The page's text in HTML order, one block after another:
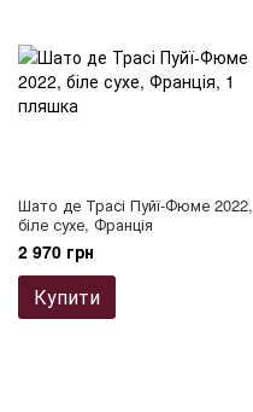
Шато де Трасі Пуйї-Фюме 2022,
біле сухе, Франція
2 970 грн
Купити